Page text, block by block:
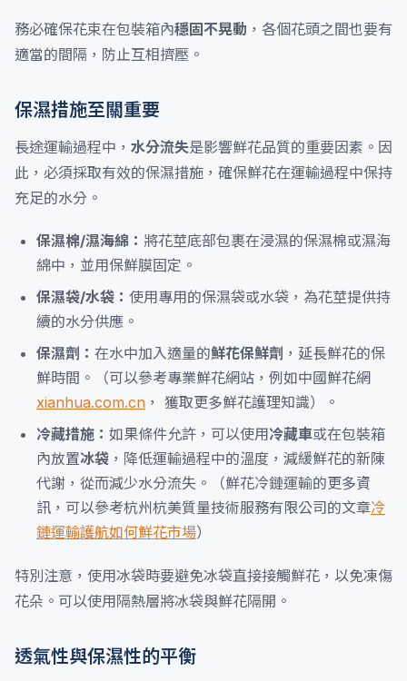
務必確保花束在包裝箱內穩固不晃動 ，各個花頭之間也要有
適當的間隔，防止互相擠壓。
保濕措施至關重要
長途運輸過程中， 水分流失是影響鮮花品質的重要因素。因
此，必須採取有效的保濕措施，確保鮮花在運輸過程中保持
充足的水分。
保濕棉/濕海綿： 將花莖底部包裹在浸濕的保濕棉或濕海
綿中，並用保鮮膜固定。
保濕袋/水袋： 使用專用的保濕袋或水袋，為花莖提供持
續的水分供應。
保濕劑： 在水中加入適量的鮮花保鮮劑 ，延長鮮花的保
鮮時間。（可以參考專業鮮花網站，例如中國鮮花網
xianhua.com.cn ， 獲取更多鮮花護理知識）。
冷藏措施： 如果條件允許，可以使用冷藏車或在包裝箱
內放置冰袋 ，降低運輸過程中的溫度，減緩鮮花的新陳
代謝，從而減少水分流失。（鮮花冷鏈運輸的更多資
訊，可以參考杭州杭美質量技術服務有限公司的文章冷
鏈運輸護航如何鮮花市場）
特別注意，使用冰袋時要避免冰袋直接接觸鮮花，以免凍傷
花朵。可以使用隔熱層將冰袋與鮮花隔開。
透氣性與保濕性的平衡